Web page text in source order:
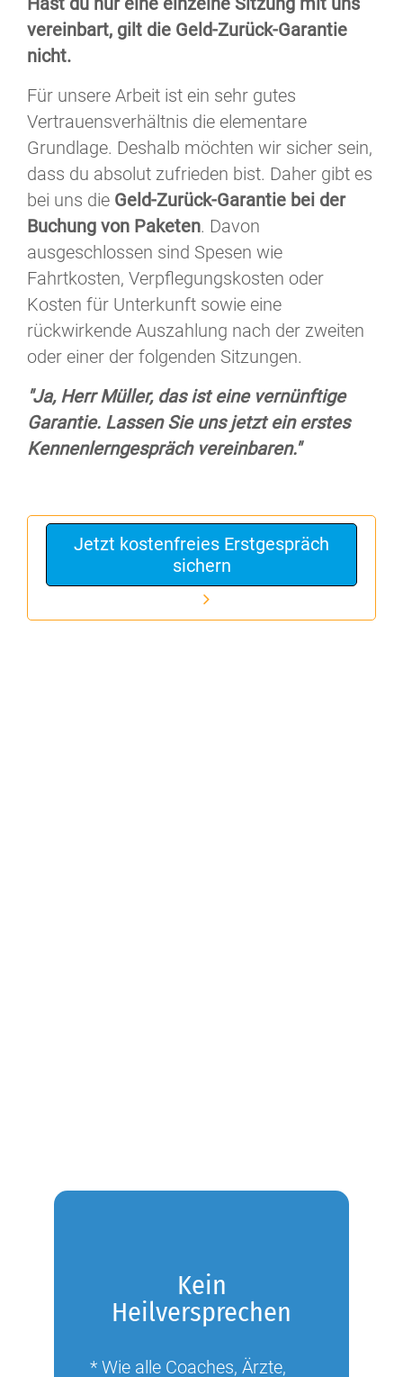
vereinbart, gilt die Geld-Zurück-Garantie
nicht.
Für unsere Arbeit ist ein sehr gutes
Vertrauensverhältnis die elementare
Grundlage. Deshalb möchten wir sicher sein,
dass du absolut zufrieden bist. Daher gibt es
bei uns die Geld-Zurück-Garantie bei der
Buchung von Paketen. Davon
ausgeschlossen sind Spesen wie
Fahrtkosten, Verpflegungskosten oder
Kosten für Unterkunft sowie eine
rückwirkende Auszahlung nach der zweiten
oder einer der folgenden Sitzungen.
"Ja, Herr Müller, das ist eine vernünftige
Garantie. Lassen Sie uns jetzt ein erstes
Kennenlerngespräch vereinbaren."
Jetzt kostenfreies Erstgespräch
sichern
Kein
Heilversprechen
* Wie alle Coaches, Ärzte,